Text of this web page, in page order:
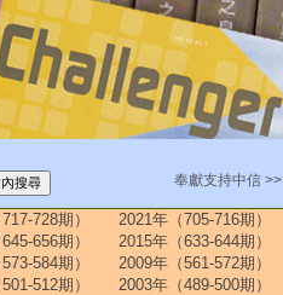
奉獻支持中信 >>
728期）
2021年（705-716期）
656期）
2015年（633-644期）
584期）
2009年（561-572期）
512期）
2003年（489-500期）